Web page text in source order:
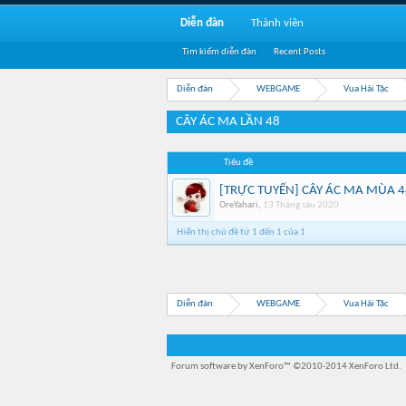
Diễn đàn WEBGAME Vua Hải Tặc
CÂY ÁC MA LẦN 48
Tiêu đề
[TRỰC TUYẾN] CÂY ÁC MA MÙA
OreYahari, 13 Tháng sáu 2020
Hiển thị chủ đề từ 1 đến 1 của 1
Diễn đàn WEBGAME Vua Hải Tặc
Diễn đàn
Tìm kiếm diễn đàn Recent Posts
Thành viên
Forum software by XenForo™ ©2010-2014 XenForo Ltd.